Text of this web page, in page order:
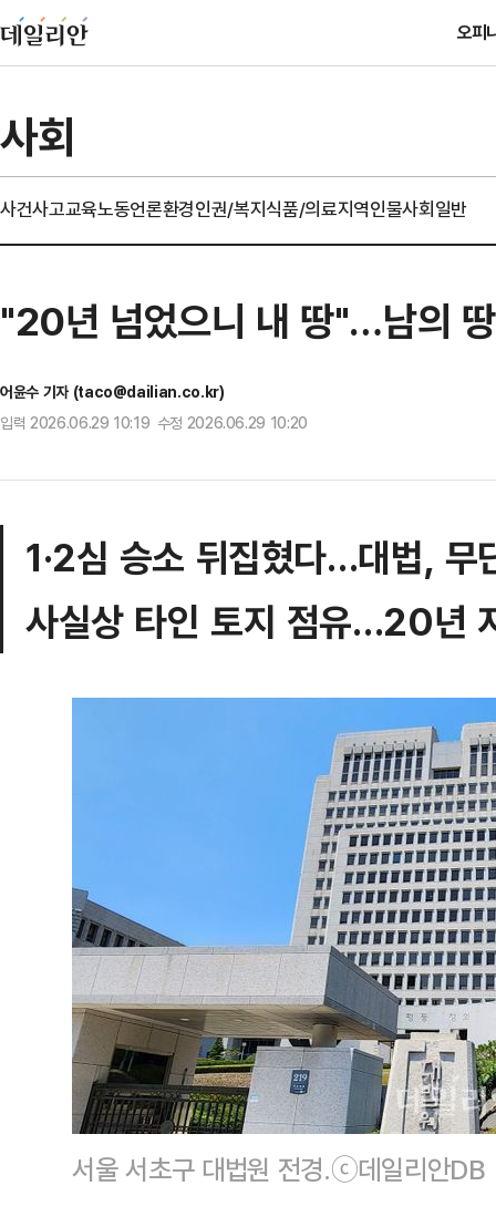
오피
사회
사건사고교육노동언론환경인권/복지식품/의료지역인물사회일반
"20년 넘었으니 내 땅"…남의
어윤수 기자 (taco@dailian.co.kr)
입력 2026.06.29 10:19 수정 2026.06.29 10:20
1·2심 승소 뒤집혔다…대법, 무
사실상 타인 토지 점유…20년
서울 서초구 대법원 전경.ⓒ데일리안DB